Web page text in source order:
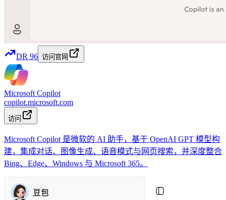
DR 96 访问官网
Microsoft Copilot
copilot.microsoft.com
访问
Microsoft Copilot 是微软的 AI 助手，基于 OpenAI GPT 模型构
建，集成对话、图像生成、语音模式与网页搜索，并深度整合
Bing、Edge、Windows 与 Microsoft 365。